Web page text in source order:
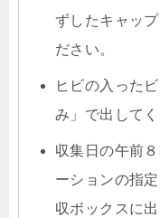
ずしたキャッ
ださい。
ヒビの入った
み」で出してく
収集日の午前
ーションの指
収ボックスに